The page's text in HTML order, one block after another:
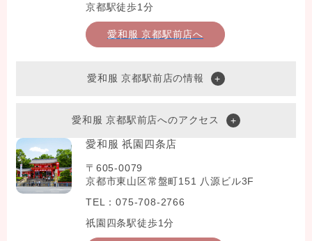
京都駅徒歩1分
愛和服 京都駅前店へ
愛和服 京都駅前店の情報
愛和服 京都駅前店へのアクセス
愛和服 祇園四条店
〒605-0079
京都市東山区常盤町151 八源ビル3F
TEL：075-708-2766
祇園四条駅徒歩1分